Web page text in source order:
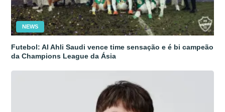
NEWS
Futebol: Al Ahli Saudi vence time sensação e é bi campeão
da Champions League da Ásia